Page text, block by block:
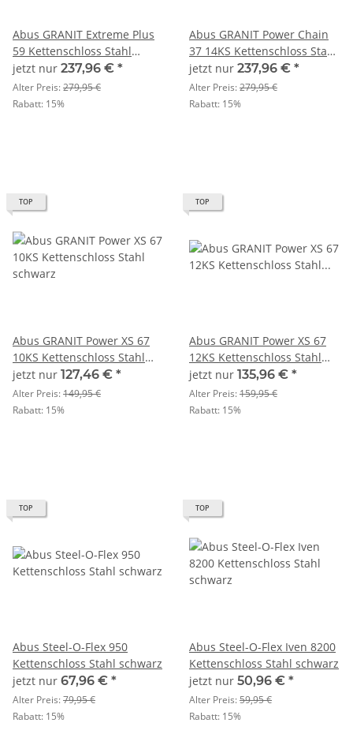
Abus GRANIT Extreme Plus
59 Kettenschloss Stahl
schwarz
jetzt nur 237,96 € *
Alter Preis:279,95 €
Rabatt: 15%
Abus GRANIT Power Chain
37 14KS Kettenschloss Stahl
schwarz
jetzt nur 237,96 € *
Alter Preis:279,95 €
Rabatt: 15%
TOP
Abus GRANIT Power XS 67
10KS Kettenschloss Stahl
schwarz
jetzt nur 127,46 € *
Alter Preis:149,95 €
Rabatt: 15%
TOP
Abus GRANIT Power XS 67
12KS Kettenschloss Stahl
schwarz,gelb
jetzt nur 135,96 € *
Alter Preis:159,95 €
Rabatt: 15%
TOP
Abus Steel-O-Flex 950
Kettenschloss Stahl schwarz
jetzt nur 67,96 € *
Alter Preis:79,95 €
Rabatt: 15%
TOP
Abus Steel-O-Flex Iven 8200
Kettenschloss Stahl schwarz
jetzt nur 50,96 € *
Alter Preis:59,95 €
Rabatt: 15%